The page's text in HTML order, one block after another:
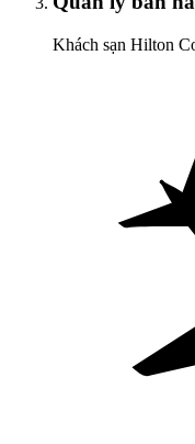
Khách sạn Hilton